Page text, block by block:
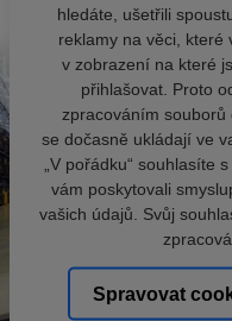
hledáte, ušetřili
reklamy na věci, které
v zobrazení na které
přihlašovat. Proto
zpracováním
se dočasně ukládají ve
„V pořádku“ souhlasíte
vám poskytovali
vašich údajů. Svůj
Spravovat